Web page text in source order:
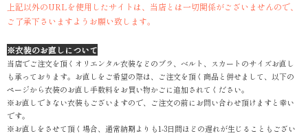
上記以外のURLを使用したサイトは、当店とは一切関係がございませんので、
ご了承下さいますようお願い致します。
※衣装のお直しについて
当店でご注文を頂くオリエンタル衣装などのブラ、ベルト、スカートのサイズお直し
も承っております。お直しをご希望の際は、ご注文を頂く商品と併せまして、以下の
ページから衣装のお直し手数料をお買い物かごに追加されてください。
※お直しできない衣装もございますので、ご注文の前にお問い合わせ頂けますと幸い
です。
※お直しをさせて頂く場合、通常納期よりも1-3日間ほどの遅れが生じることもござい